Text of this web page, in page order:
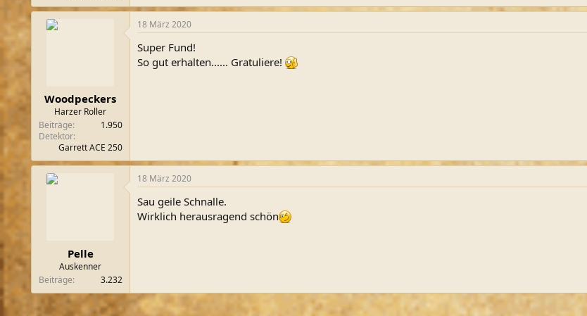
Woodpeckers
Harzer Roller
Beiträge
1.950
Detektor
Garrett ACE 250
18 März 2020
Super Fund!
So gut erhalten...... Gratuliere!
Pelle
Auskenner
Beiträge
3.232
18 März 2020
Sau geile Schnalle.
Wirklich herausragend schön